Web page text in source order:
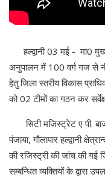
हल्द्वानी 03 मई - मा0
अनुपालन में 100 वर्ग गज से
हेतु जिला स्तरीय विकास
को 02 टीमों का गठन कर
सिटी मजिस्ट्रेट ए पी.
पंजाया, गौलापार हल्द्वानी
की रजिस्ट्री की जांच की गई
सम्बन्धित व्यक्तियों के द्वारा